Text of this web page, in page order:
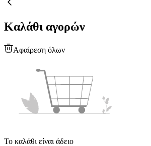
Καλάθι αγορών
Αφαίρεση όλων
Το καλάθι είναι άδειο